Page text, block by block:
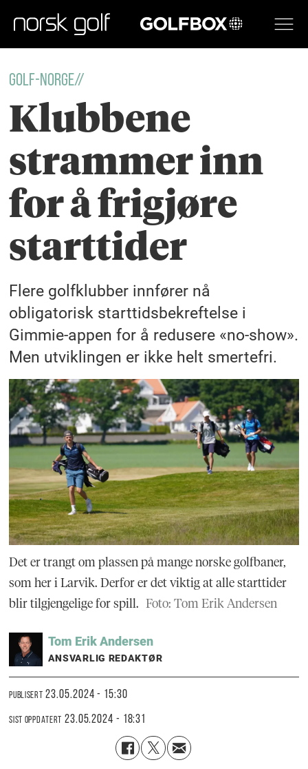
GOLFBOX
GOLF-NORGE//
Klubbene
strammer inn
for å frigjøre
starttider
Flere golfklubber innfører nå
obligatorisk starttidsbekreftelse i
Gimmie-appen for å redusere «no-show».
Men utviklingen er ikke helt smertefri.
Det er trangt om plassen på mange norske golfbaner,
som her i Larvik. Derfor er det viktig at alle starttider
blir tilgjengelige for spill. Foto: Tom Erik Andersen
Tom Erik Andersen
ANSVARLIG REDAKTØR
PUBLISERT 23.05.2024 - 15:30
SIST OPPDATERT 23.05.2024 - 18:31